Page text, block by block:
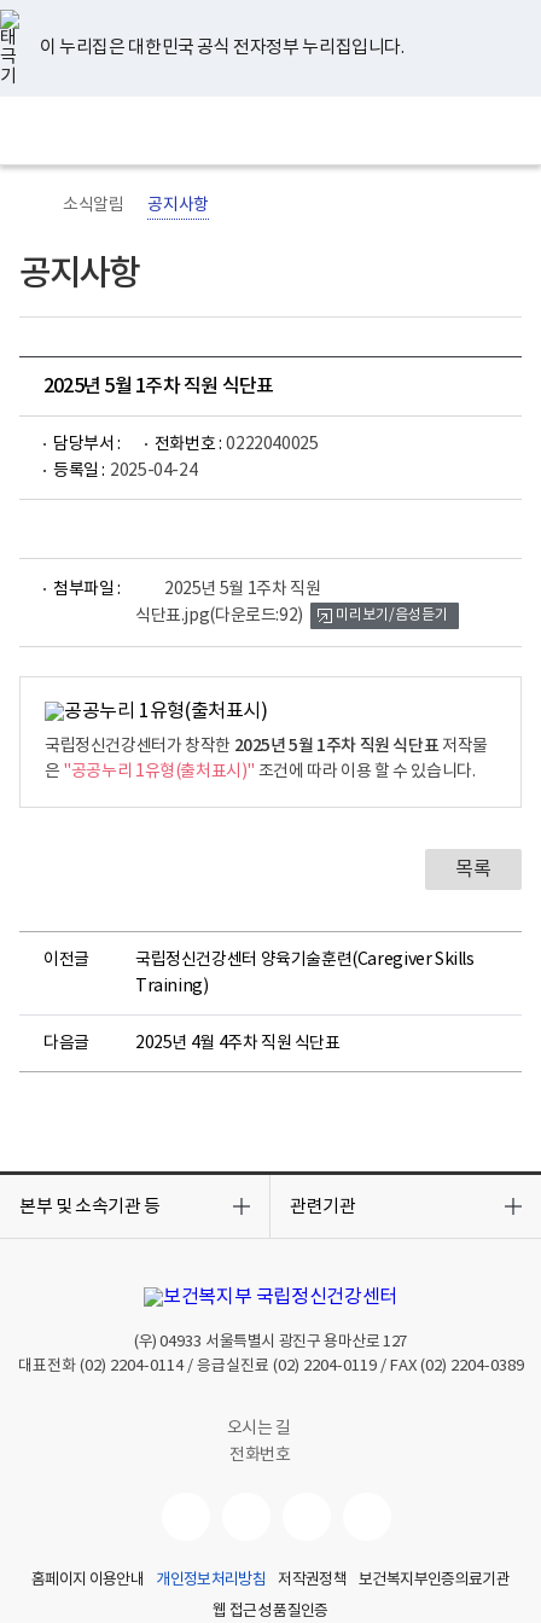
너
비
767px
이
하
이 누리집은 대한민국 공식 전자정부 누리집입니다.
지
검
메
홈
소식알림 공지사항
공지사항
2025년 5월 1주차 직원 식단표
담당부서 : 전화번호 : 0222040025
등록일 : 2025-04-24
첨부파일 :
2025년 5월 1주차 직원
식단표.jpg(다운로드:92)
어
미리보기/음성듣기
국립정신건강센터가 창작한 2025년 5월 1주차 직원 식단표저작물
은 "공공누리 1유형(출처표시)" 조건에 따라 이용 할 수 있습니다.
목록
이전글
국립정신건강센터 양육기술훈련(Caregiver Skills
Training)
다음글 2025년 4월 4주차 직원 식단표
본부 및 소속기관 등
기
관련기관
기
(우)04933 서울특별시 광진구 용마산로 127
대표전화 (02) 2204-0114/ 응급실진료 (02) 2204-0119/ FAX (02) 2204-0389
오시는 길
전화번호
유
튜
브
페
이
스
북
인
스
타
그
램
블
로
그
홈페이지 이용안내 개인정보처리방침 저작권정책
보건복지부인증의료기관
웹 접근성 품질인증